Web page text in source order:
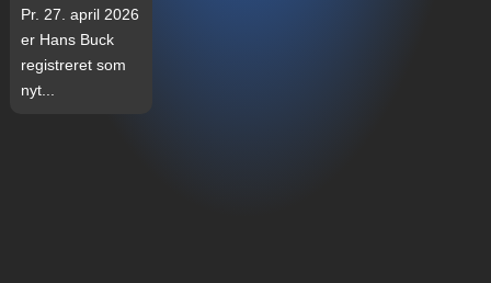
Pr. 27. april 2026
er Hans Buck
registreret som
nyt...